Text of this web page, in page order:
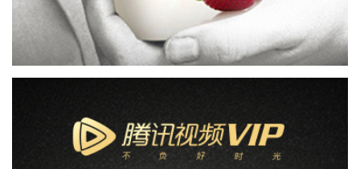
穿衣：JackJones、Only、VERO MODA
美食：必胜客/肯德基、星巴克、瑞幸咖啡、哈根达斯、歌
帝梵、百果园、来伊份